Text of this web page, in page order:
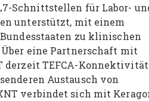
Schnittstellen für Labor-
unterstützt, mit einem
zu klinischen
eine Partnerschaft mit
derzeit TEFCA-Konnektivität
Austausch von
verbindet sich mit